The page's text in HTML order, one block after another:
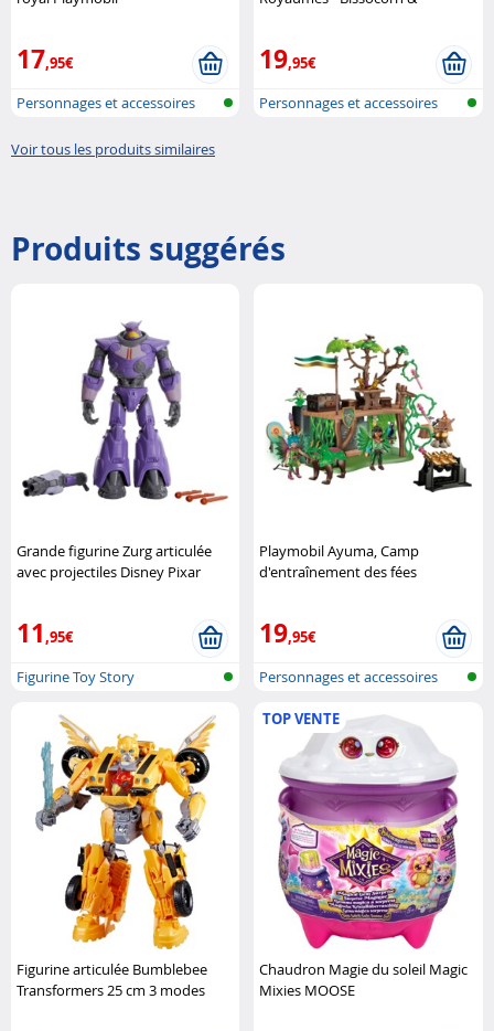
17,95€
Personnages et accessoires
19,95€
Personnages et accessoires
Voir tous les produits similaires
Produits suggérés
Grande figurine Zurg articulée
avec projectiles Disney Pixar
11,95€
Figurine Toy Story
Playmobil Ayuma, Camp
d'entraînement des fées
19,95€
Personnages et accessoires
Figurine articulée Bumblebee
Transformers 25 cm 3 modes
TOP VENTE
Chaudron Magie du soleil Magic
Mixies MOOSE